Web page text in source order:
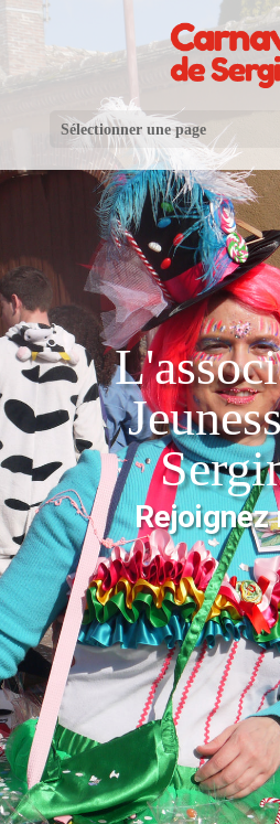
Sélectionner une page
Rejoignez